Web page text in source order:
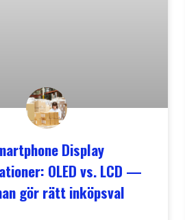
Display
OLED vs. LCD —
gör rätt inköpsval